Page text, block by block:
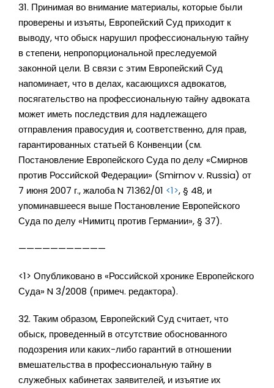
31. Принимая во внимание материалы, которые были
проверены и изъяты, Европейский Суд приходит к
выводу, что обыск нарушил профессиональную тайну
в степени, непропорциональной преследуемой
законной цели. В связи с этим Европейский Суд
напоминает, что в делах, касающихся адвокатов,
посягательство на профессиональную тайну адвоката
может иметь последствия для надлежащего
отправления правосудия и, соответственно, для прав,
гарантированных статьей 6 Конвенции (см.
Постановление Европейского Суда по делу «Смирнов
против Российской Федерации» (Smirnov v. Russia) от
7 июня 2007 г., жалоба N 71362/01 <1>, § 48, и
упоминавшееся выше Постановление Европейского
Суда по делу «Нимитц против Германии», § 37).
———————————
<1> Опубликовано в «Российской хронике Европейского
Суда» N 3/2008 (примеч. редактора).
32. Таким образом, Европейский Суд считает, что
обыск, проведенный в отсутствие обоснованного
подозрения или каких-либо гарантий в отношении
вмешательства в профессиональную тайну в
служебных кабинетах заявителей, и изъятие их